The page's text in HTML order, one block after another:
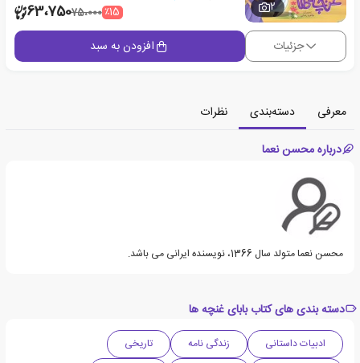
2 ٪1575،00063،750
جزئیات افزودن به سبد
معرفی دسته‌بندی
نظرات
درباره محسن نعما
محسن نعما متولد سال 1366، نویسنده ایرانی می باشد.
دسته بندی های کتاب بابای غنچه ها
ادبیات داستانی زندگی نامه
تاریخی